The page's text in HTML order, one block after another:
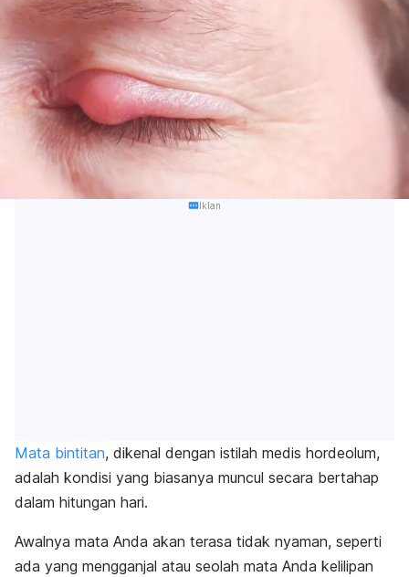
Iklan
Mata bintitan, dikenal dengan istilah medis hordeolum,
adalah kondisi yang biasanya muncul secara bertahap
dalam hitungan hari.
Awalnya mata Anda akan terasa tidak nyaman, seperti
ada yang mengganjal atau seolah mata Anda kelilipan